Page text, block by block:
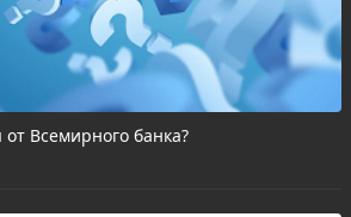
Всемирного банка?